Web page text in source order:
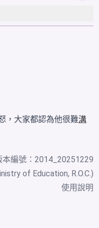
，大家都認為他很難溝
本編號：2014_20251229
of Education, R.O.C.)
使用說明